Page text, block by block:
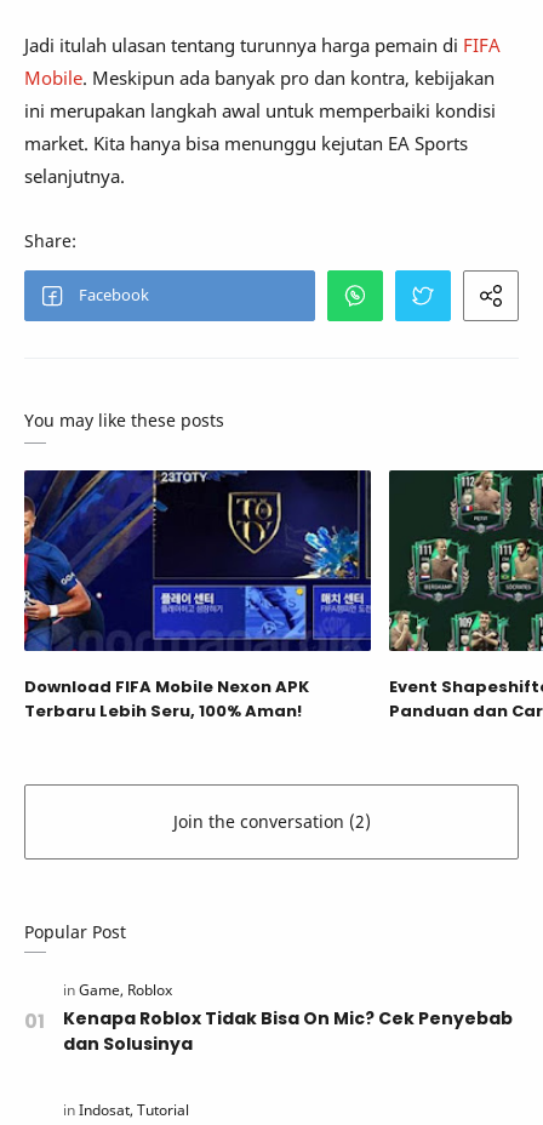
Jadi itulah ulasan tentang turunnya harga pemain di FIFA
Mobile. Meskipun ada banyak pro dan kontra, kebijakan
ini merupakan langkah awal untuk memperbaiki kondisi
market. Kita hanya bisa menunggu kejutan EA Sports
selanjutnya.
You may like these posts
Download FIFA Mobile Nexon APK
Terbaru Lebih Seru, 100% Aman!
Event
Panduan dan
Popular Post
Kenapa Roblox Tidak Bisa On Mic? Cek Penyebab
dan Solusinya